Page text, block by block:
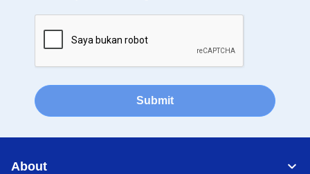
Submit
About